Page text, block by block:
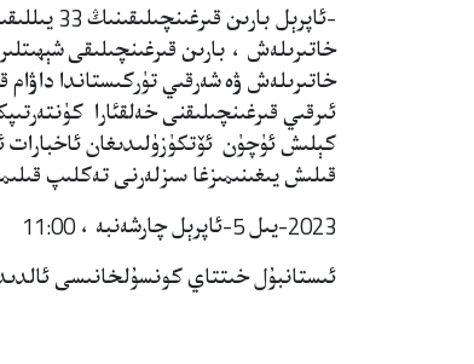
-ئاپرېل بارىن
خاتىرىلەش ، بارىن قىرغىنچىلىقى
خاتىرىلەش ۋە شەرقىي تۈركىستاندا داۋام
ئىرقىي قىرغىنچىلىقنى خەلقئارا
كېلىش ئۈچۈن ئۆتكۈزۈلىدىغان ئاخبارات
قىلىش يىغىنىمىزغا سىزلەرنى تەكلىپ
2023-يىل 5-ئاپرېل چارشەنبە ، 11:00
ئىستانبۇل خىتتاي كونسۇلخانىسى